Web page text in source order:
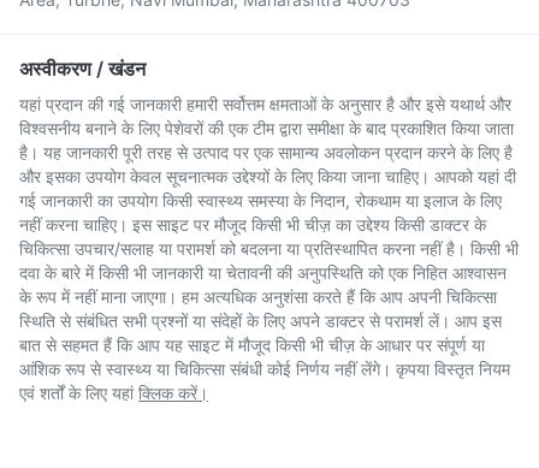
अस्वीकरण / खंडन
यहां प्रदान की गई जानकारी हमारी सर्वोत्तम क्षमताओं के अनुसार है और इसे यथार्थ और
विश्वसनीय बनाने के लिए पेशेवरों की एक टीम द्वारा समीक्षा के बाद प्रकाशित किया जाता
है। यह जानकारी पूरी तरह से उत्पाद पर एक सामान्य अवलोकन प्रदान करने के लिए है
और इसका उपयोग केवल सूचनात्मक उद्देश्यों के लिए किया जाना चाहिए। आपको यहां दी
गई जानकारी का उपयोग किसी स्वास्थ्य समस्या के निदान, रोकथाम या इलाज के लिए
नहीं करना चाहिए। इस साइट पर मौजूद किसी भी चीज़ का उद्देश्य किसी डाक्टर के
चिकित्सा उपचार/सलाह या परामर्श को बदलना या प्रतिस्थापित करना नहीं है। किसी भी
दवा के बारे में किसी भी जानकारी या चेतावनी की अनुपस्थिति को एक निहित आश्वासन
के रूप में नहीं माना जाएगा। हम अत्यधिक अनुशंसा करते हैं कि आप अपनी चिकित्सा
स्थिति से संबंधित सभी प्रश्नों या संदेहों के लिए अपने डाक्टर से परामर्श लें। आप इस
बात से सहमत हैं कि आप यह साइट में मौजूद किसी भी चीज़ के आधार पर संपूर्ण या
आंशिक रूप से स्वास्थ्य या चिकित्सा संबंधी कोई निर्णय नहीं लेंगे। कृपया विस्तृत नियम
एवं शर्तों के लिए यहांक्लिक करें।